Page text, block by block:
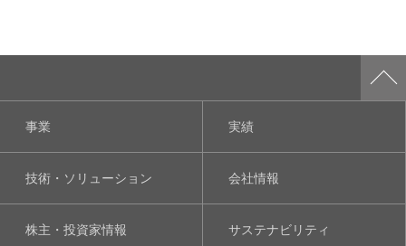
事業 実績
技術・ソリューション 会社情報
株主・投資家情報 サステナビリティ